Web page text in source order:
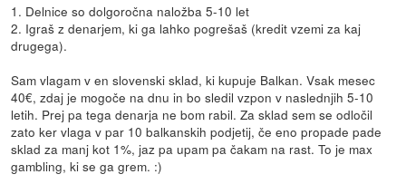
1. Delnice so dolgoročna naložba 5-10 let
2. Igraš z denarjem, ki ga lahko pogrešaš (kredit vzemi za kaj
drugega).
Sam vlagam v en slovenski sklad, ki kupuje Balkan. Vsak mesec
40€, zdaj je mogoče na dnu in bo sledil vzpon v naslednjih 5-10
letih. Prej pa tega denarja ne bom rabil. Za sklad sem se odločil
zato ker vlaga v par 10 balkanskih podjetij, če eno propade pade
sklad za manj kot 1%, jaz pa upam pa čakam na rast. To je max
gambling, ki se ga grem. :)